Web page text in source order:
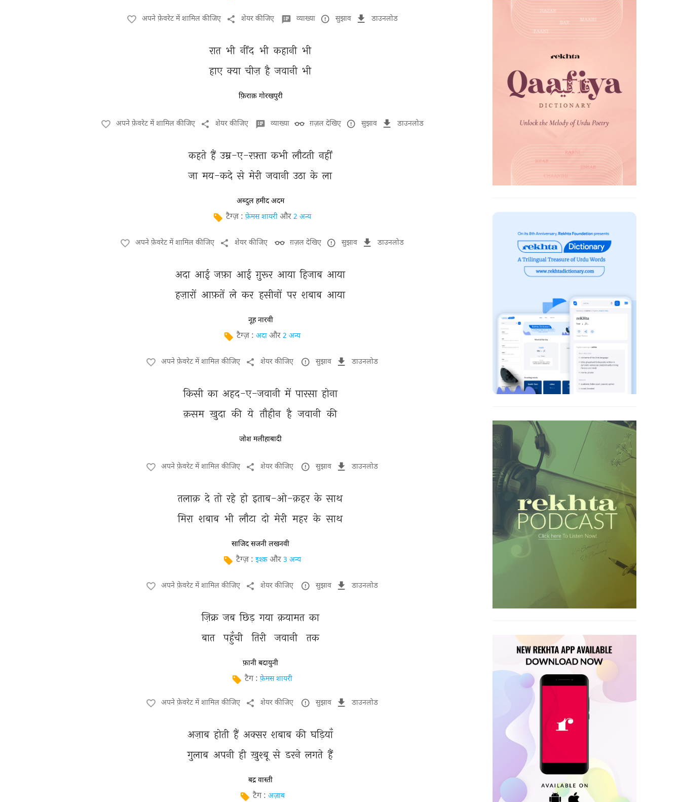
अपने फ़ेवरेट में शामिल कीजिए शेयर कीजिए व्याख्या सुझाव डाउनलोड
रात भी नींद भी कहानी भी
हाए क्या चीज़ है जवानी भी
फ़िराक़ गोरखपुरी
अपने फ़ेवरेट में शामिल कीजिए शेयर कीजिए व्याख्या ग़ज़ल देखिए सुझाव डाउनलोड
कहते हैं उम्र-ए-रफ़्ता कभी लौटती नहीं
जा मय-कदे से मेरी जवानी उठा के ला
अब्दुल हमीद अदम
टैग्ज़ : फ़ेमस शायरी और 2 अन्य
अपने फ़ेवरेट में शामिल कीजिए शेयर कीजिए ग़ज़ल देखिए सुझाव डाउनलोड
अदा आई जफ़ा आई ग़ुरूर आया हिजाब आया
हज़ारों आफ़तें ले कर हसीनों पर शबाब आया
नूह नारवी
टैग्ज़ : अदा और 2 अन्य
अपने फ़ेवरेट में शामिल कीजिए शेयर कीजिए सुझाव डाउनलोड
किसी का अहद-ए-जवानी में पारसा होना
क़सम ख़ुदा की ये तौहीन है जवानी की
जोश मलीहाबादी
अपने फ़ेवरेट में शामिल कीजिए शेयर कीजिए सुझाव डाउनलोड
तलाक़ दे तो रहे हो इताब-ओ-क़हर के साथ
मिरा शबाब भी लौटा दो मेरी महर के साथ
साजिद सजनी लखनवी
टैग्ज़ : इश्क़ और 3 अन्य
अपने फ़ेवरेट में शामिल कीजिए शेयर कीजिए सुझाव डाउनलोड
ज़िक्र जब छिड़ गया क़यामत का
बात
पहुँची तिरी जवानी तक
फ़ानी बदायुनी
टैग : फ़ेमस शायरी
अपने फ़ेवरेट में शामिल कीजिए शेयर कीजिए सुझाव डाउनलोड
अज़ाब होती हैं अक्सर शबाब की घड़ियाँ
गुलाब अपनी ही ख़ुश्बू से डरने लगते हैं
बद्र वास्ती
टैग : अज़ाब